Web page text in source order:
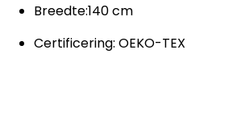
Breedte:140 cm
Certificering: OEKO-TEX